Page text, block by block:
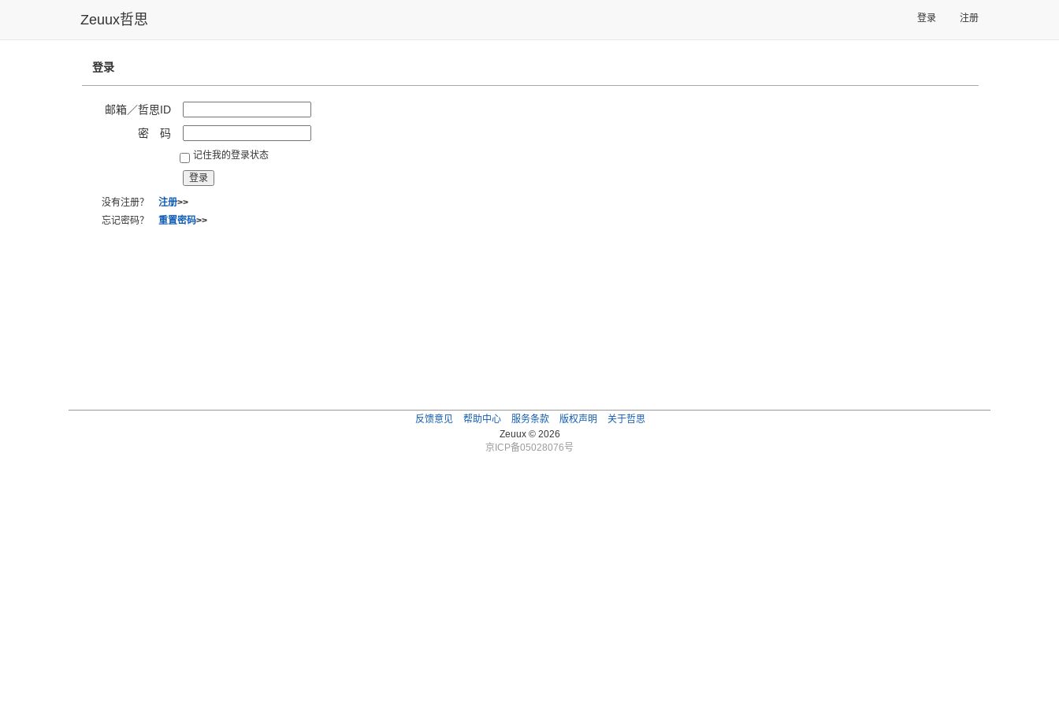
Zeuux哲思 登录 注册
登录
邮箱／哲思ID
密 码
记住我的登录状态
没有注册？ 注册>>
忘记密码？ 重置密码>>
反馈意见 帮助中心 服务条款 版权声明
关于哲思
Zeuux © 2026
京ICP备05028076号